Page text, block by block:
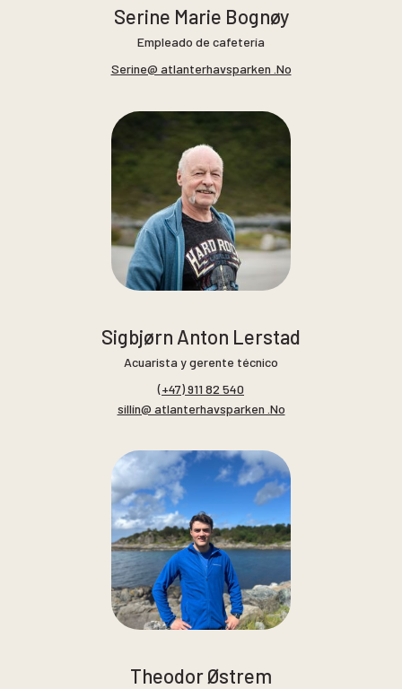
Serine Marie Bognøy
Empleado de cafetería
Serine@ atlanterhavsparken .No
Sigbjørn Anton Lerstad
Acuarista y gerente técnico
(+47) 911 82 540
sillín@ atlanterhavsparken .No
Theodor Østrem